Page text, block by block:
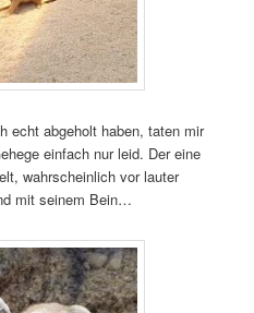
echt abgeholt haben, taten mir
einfach nur leid. Der eine
wahrscheinlich vor lauter
mit seinem Bein…